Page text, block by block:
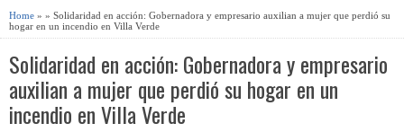
Home » » Solidaridad en acción: Gobernadora y empresario auxilian a mujer que perdió su
hogar en un incendio en Villa Verde
Solidaridad en acción: Gobernadora y empresario
auxilian a mujer que perdió su hogar en un
incendio en Villa Verde